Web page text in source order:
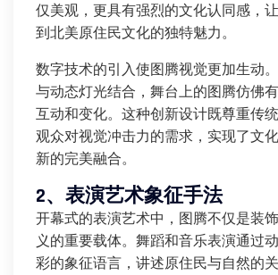
仅美观，更具有强烈的文化认同感，
到北美原住民文化的独特魅力。
数字技术的引入使图腾视觉更加生动
与动态灯光结合，舞台上的图腾仿佛
互动和变化。这种创新设计既尊重传
观众对视觉冲击力的需求，实现了文
新的完美融合。
2、表演艺术象征手法
开幕式的表演艺术中，图腾不仅是装
义的重要载体。舞蹈和音乐表演通过
彩的象征语言，讲述原住民与自然的